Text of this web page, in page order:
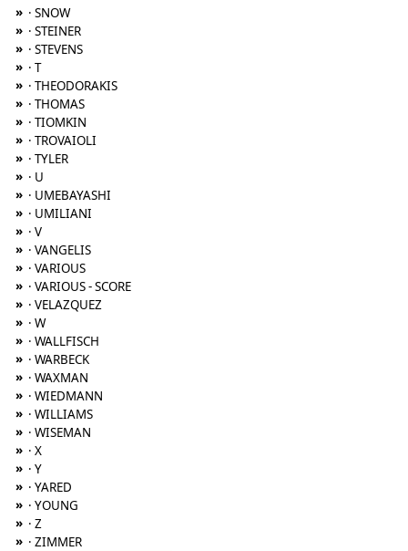
» · SNOW
» · STEINER
» · STEVENS
» · T
» · THEODORAKIS
» · THOMAS
» · TIOMKIN
» · TROVAIOLI
» · TYLER
» · U
» · UMEBAYASHI
» · UMILIANI
» · V
» · VANGELIS
» · VARIOUS
» · VARIOUS - SCORE
» · VELAZQUEZ
» · W
» · WALLFISCH
» · WARBECK
» · WAXMAN
» · WIEDMANN
» · WILLIAMS
» · WISEMAN
» · X
» · Y
» · YARED
» · YOUNG
» · Z
» · ZIMMER